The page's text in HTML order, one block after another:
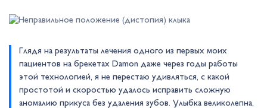
Глядя на результаты лечения одного из первых моих
пациентов на брекетах Damon даже через годы работы
этой технологией, я не перестаю удивляться, с какой
простотой и скоростью удалось исправить сложную
аномалию прикуса без удаления зубов. Улыбка великолепна,